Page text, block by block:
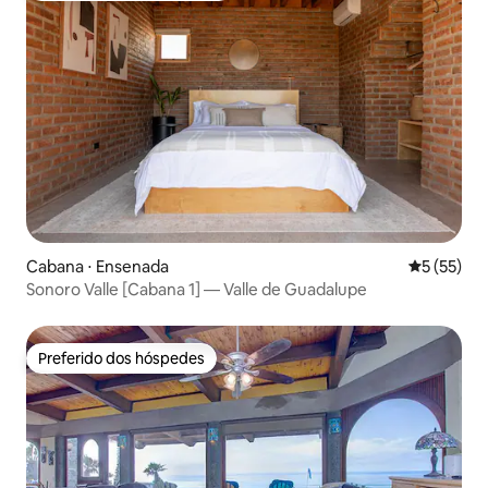
Cabana ⋅ Ensenada 5 de uma
5 (55)
Sonoro Valle [Cabana 1] — Valle de Guadalupe
Preferido dos hóspedes
Preferido dos hóspedes